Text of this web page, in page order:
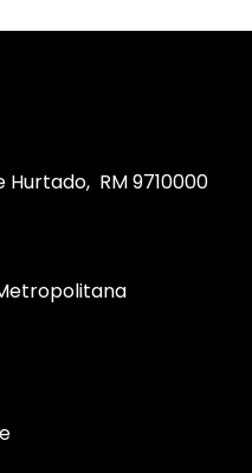
Hurtado, RM 9710000